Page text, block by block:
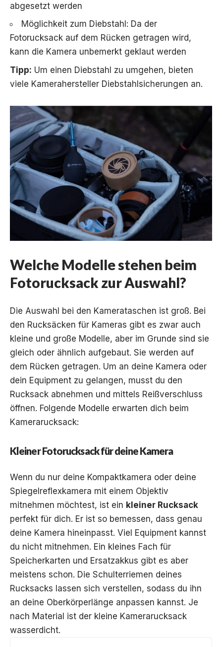
abgesetzt werden
Möglichkeit zum Diebstahl: Da der
Fotorucksack auf dem Rücken getragen wird,
kann die Kamera unbemerkt geklaut werden
Tipp: Um einen Diebstahl zu umgehen, bieten
viele Kamerahersteller Diebstahlsicherungen an.
Welche Modelle stehen beim
Fotorucksack zur Auswahl?
Die Auswahl bei den Kamerataschen ist groß. Bei
den Rucksäcken für Kameras gibt es zwar auch
kleine und große Modelle, aber im Grunde sind sie
gleich oder ähnlich aufgebaut. Sie werden auf
dem Rücken getragen. Um an deine Kamera oder
dein Equipment zu gelangen, musst du den
Rucksack abnehmen und mittels Reißverschluss
öffnen. Folgende Modelle erwarten dich beim
Kamerarucksack:
Kleiner Fotorucksack für deine Kamera
Wenn du nur deine Kompaktkamera oder deine
Spiegelreflexkamera mit einem Objektiv
mitnehmen möchtest, ist ein kleiner Rucksack
perfekt für dich. Er ist so bemessen, dass genau
deine Kamera hineinpasst. Viel Equipment kannst
du nicht mitnehmen. Ein kleines Fach für
Speicherkarten und Ersatzakkus gibt es aber
meistens schon. Die Schulterriemen deines
Rucksacks lassen sich verstellen, sodass du ihn
an deine Oberkörperlänge anpassen kannst. Je
nach Material ist der kleine Kamerarucksack
wasserdicht.